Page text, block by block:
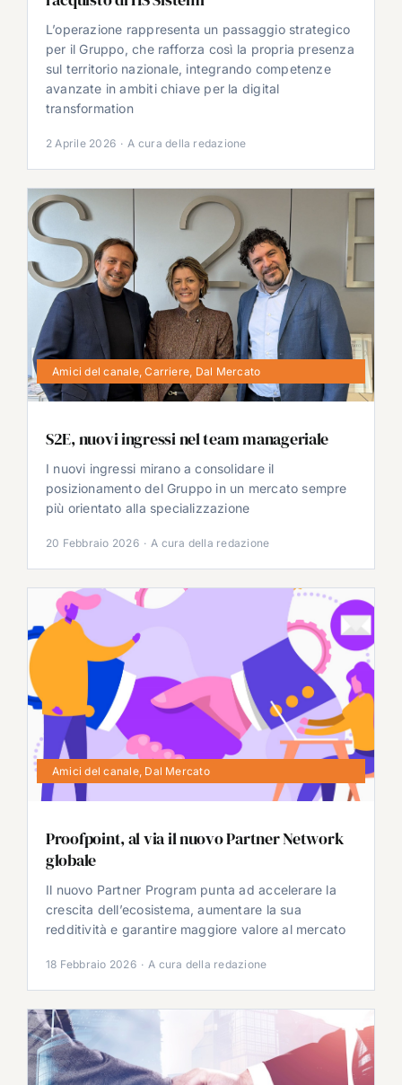
L’operazione rappresenta un passaggio strategico
per il Gruppo, che rafforza così la propria presenza
sul territorio nazionale, integrando competenze
avanzate in ambiti chiave per la digital
transformation
2 Aprile 2026 · A cura della redazione
Amici del canale,Carriere Dal Mercato
S2E, nuovi ingressi nel team manageriale
I nuovi ingressi mirano a consolidare il
posizionamento del Gruppo in un mercato sempre
più orientato alla specializzazione
20 Febbraio 2026 · A cura della redazione
Amici del canale, Dal Mercato
Proofpoint, al via il nuovo Partner Network
globale
Il nuovo Partner Program punta ad accelerare la
crescita dell’ecosistema, aumentare la sua
redditività e garantire maggiore valore al mercato
18 Febbraio 2026 · A cura della redazione